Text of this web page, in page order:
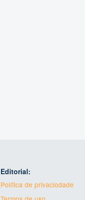
Editorial:
Política de privaciodade